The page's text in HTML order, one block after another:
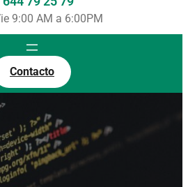
9:00 AM a 6:00PM
Contacto